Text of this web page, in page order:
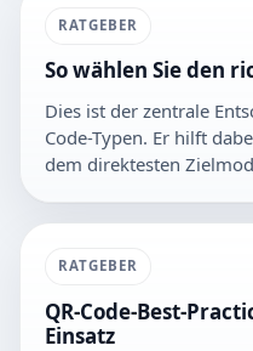
RATGEBER
So wählen Sie den
Dies ist der zentrale
Code-Typen. Er hilft
dem direktesten
RATGEBER
QR-Code-Best-
Einsatz